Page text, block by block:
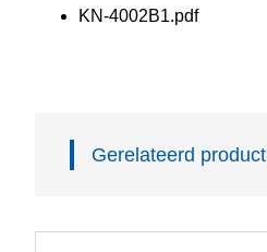
KN-4002B1.pdf
Gerelateerd product